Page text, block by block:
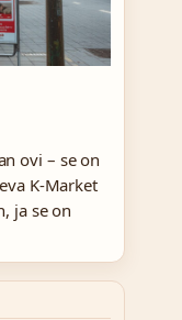
ovi – se on
K-Market
ja se on